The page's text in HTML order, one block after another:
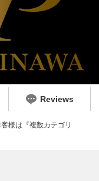
Reviews
様は『複数カテゴリ